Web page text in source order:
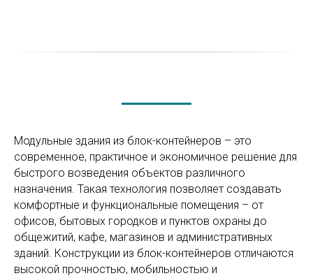
Модульные здания из блок-контейнеров – это
современное, практичное и экономичное решение для
быстрого возведения объектов различного
назначения. Такая технология позволяет создавать
комфортные и функциональные помещения – от
офисов, бытовых городков и пунктов охраны до
общежитий, кафе, магазинов и административных
зданий. Конструкции из блок-контейнеров отличаются
высокой прочностью, мобильностью и